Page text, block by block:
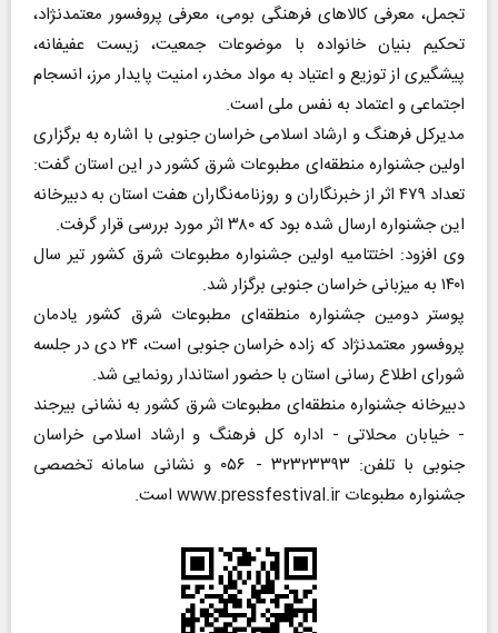
تجمل، معرفی کالا‌های فرهنگی بومی، معرفی پروفسور معتمدنژاد،
تحکیم بنیان خانواده با موضوعات جمعیت، زیست عفیفانه،
پیشگیری از توزیع و اعتیاد به مواد مخدر، امنیت پایدار مرز، انسجام
اجتماعی و اعتماد به نفس ملی است.
مدیرکل فرهنگ و ارشاد اسلامی خراسان جنوبی با اشاره به برگزاری
اولین جشنواره منطقه‌ای مطبوعات شرق کشور در این استان گفت:
تعداد ۴۷۹ اثر از خبرنگاران و روزنامه‌نگاران هفت استان به دبیرخانه
این جشنواره ارسال شده بود که ۳۸۰ اثر مورد بررسی قرار گرفت.
وی افزود: اختتامیه اولین جشنواره مطبوعات شرق کشور تیر سال
۱۴۰۱ به میزبانی خراسان جنوبی برگزار شد.
پوستر دومین جشنواره منطقه‌ای مطبوعات شرق کشور یادمان
پروفسور معتمدنژاد که زاده خراسان جنوبی است، ۲۴ دی در جلسه
شورای اطلاع رسانی استان با حضور استاندار رونمایی شد.
دبیرخانه جشنواره منطقه‌ای مطبوعات شرق کشور به نشانی بیرجند
- خیابان محلاتی - اداره کل فرهنگ و ارشاد اسلامی خراسان
جنوبی با تلفن: ۳۲۳۲۳۳۹۳ - ۰۵۶ و نشانی سامانه تخصصی
جشنواره مطبوعات www.pressfestival.ir است.